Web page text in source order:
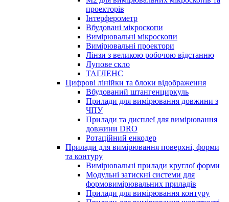
проекторів
Інтерферометр
Вбудовані мікроскопи
Вимірювальні мікроскопи
Вимірювальні проектори
Лінзи з великою робочою відстанню
Лупове скло
ТАГЛЕНС
Цифрові лінійки та блоки відображення
Вбудований штангенциркуль
Прилади для вимірювання довжини з
ЧПУ
Прилади та дисплеї для вимірювання
довжини DRO
Ротаційний енкодер
Прилади для вимірювання поверхні, форми
та контуру
Вимірювальні прилади круглої форми
Модульні затискні системи для
формовимірювальних приладів
Прилади для вимірювання контуру